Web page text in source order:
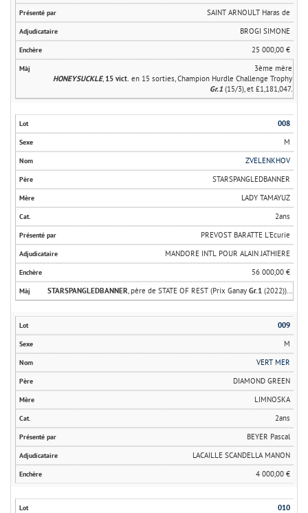
SAINT ARNOULT Haras de
BROGI SIMONE
25 000,00 €
3ème mère
HONEYSUCKLE, 15 vict. en 15 sorties, Champion Hurdle Challenge Trophy
Gr.1 (15/3), et £1,181,047.
008
M
ZVELENKHOV
STARSPANGLEDBANNER
LADY TAMAYUZ
2ans
PREVOST BARATTE L'Ecurie
MANDORE INTL POUR ALAIN JATHIERE
56 000,00 €
STARSPANGLEDBANNER , père de STATE OF REST (Prix GanayGr.1 (2022))...
009
M
VERT MER
DIAMOND GREEN
LIMNOSKA
2ans
BEYER Pascal
LACAILLE SCANDELLA MANON
4 000,00 €
010